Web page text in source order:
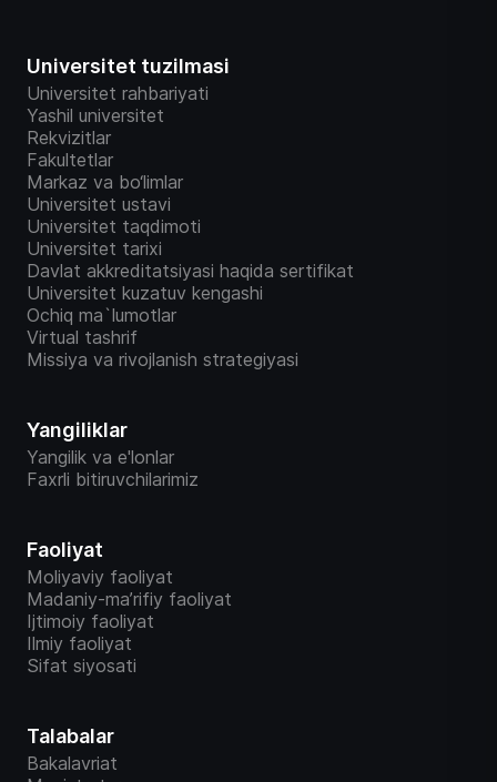
Universitet tuzilmasi
Universitet rahbariyati
Yashil universitet
Rekvizitlar
Fakultetlar
Markaz va bo‘limlar
Universitet ustavi
Universitet taqdimoti
Universitet tarixi
Davlat akkreditatsiyasi haqida sertifikat
Universitet kuzatuv kengashi
Ochiq ma`lumotlar
Virtual tashrif
Missiya va rivojlanish strategiyasi
Yangiliklar
Yangilik va e'lonlar
Faxrli bitiruvchilarimiz
Faoliyat
Moliyaviy faoliyat
Madaniy-ma’rifiy faoliyat
Ijtimoiy faoliyat
Ilmiy faoliyat
Sifat siyosati
Talabalar
Bakalavriat